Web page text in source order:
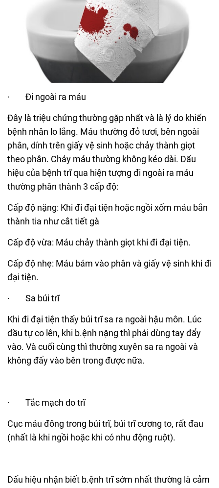
· Đi ngoài ra máu
Đây là triệu chứng thường gặp nhất và là lý do khiến
bệnh nhân lo lắng. Máu thường đỏ tươi, bên ngoài
phân, dính trên giấy vệ sinh hoặc chảy thành giọt
theo phân. Chảy máu thường không kéo dài. Dấu
hiệu của bệnh trĩ qua hiện tượng đi ngoài ra máu
thường phân thành 3 cấp độ:
Cấp độ nặng: Khi đi đại tiện hoặc ngồi xổm máu bắn
thành tia như cắt tiết gà
Cấp độ vừa: Máu chảy thành giọt khi đi đại tiện.
Cấp độ nhẹ: Máu bám vào phân và giấy vệ sinh khi đi
đại tiện.
· Sa búi trĩ
Khi đi đại tiện thấy búi trĩ sa ra ngoài hậu môn. Lúc
đầu tự co lên, khi b.ệnh nặng thì phải dùng tay đẩy
vào. Và cuối cùng thì thường xuyên sa ra ngoài và
không đẩy vào bên trong được nữa.
· Tắc mạch do trĩ
Cục máu đông trong búi trĩ, búi trĩ cương to, rất đau
(nhất là khi ngồi hoặc khi có nhu động ruột).
Dấu hiệu nhận biết b.ệnh trĩ sớm nhất thường là cảm